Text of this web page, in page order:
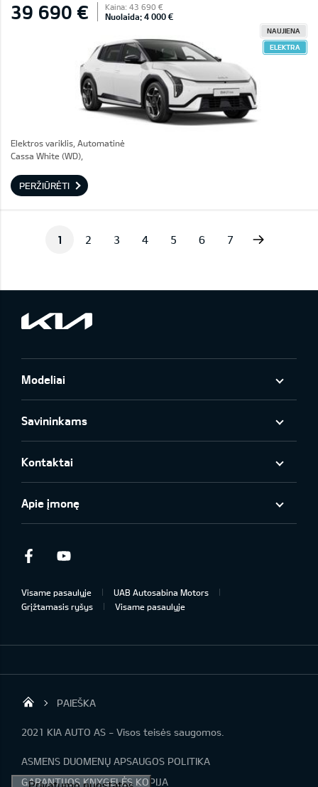
39 690 € Kaina: 43 690 €
Nuolaida: 4 000 €
NAUJIENA
ELEKTRA
Elektros variklis, Automatinė
Cassa White (WD),
PERŽIŪRĖTI
1 2 3 4 5 6 7
Modeliai
Savininkams
Kontaktai
Apie įmonę
Facebook
Visame pasaulyje
UAB Autosabina Motors
Grįžtamasis ryšys
Visame pasaulyje
KIA automobiliai | KIA modeliai | KIA
PAIEŠKA
2021 KIA AUTO AS - Visos teisės saugomos.
ASMENS DUOMENŲ APSAUGOS POLITIKA
GARANTIJOS KNYGELĖS KOPIJA